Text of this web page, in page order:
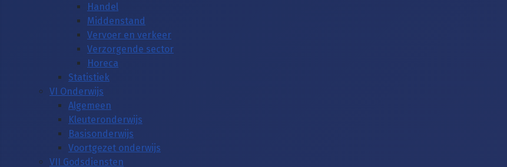
Handel
Middenstand
Vervoer en verkeer
Verzorgende sector
Horeca
Statistiek
VI Onderwijs
Algemeen
Kleuteronderwijs
Basisonderwijs
Voortgezet onderwijs
VII Godsdiensten